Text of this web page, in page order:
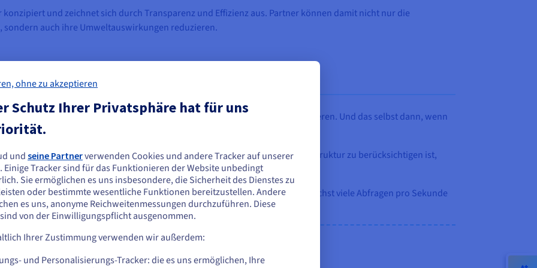
und zeichnet sich durch Transparenz und Effizienz aus. Partner können damit nicht nur die
sondern auch ihre Umweltauswirkungen reduzieren.
von Nexx360 angebotene Dienste so schnell wie möglich auf Abfragen reagieren. Und das selbst dann, wenn
ist.
große Herausforderung, die bei der Konzeption und Bereitstellung der Infrastruktur zu berücksichtigen ist,
Servern und virtuellen Maschinen.
Optimierung des Codes, um die CPU-Nutzung zu minimieren. Das Ziel: möglichst viele Abfragen pro Sekunde
an Usern bewältigen kann.
scheinen sich in Vereinigte Staaten zu
Sie aus Vereinigte Staaten bestellen möchten, müssen Sie sich auf der
Website umsehen und dort einen Account erstellen.
zur [Website] Webseite
us.ovhcloud.com/
Englisch USD - $
ohne zu akzeptieren
Schutz Ihrer Privatsphäre hat für uns
und seine Partnerverwenden Cookies und andere Tracker auf unserer
Einige Tracker sind für das Funktionieren der Website unbedingt
Sie ermöglichen es uns insbesondere, die Sicherheit des Dienstes zu
oder bestimmte wesentliche Funktionen bereitzustellen. Andere
es uns, anonyme Reichweitenmessungen durchzuführen. Diese
von der Einwilligungspflicht ausgenommen.
Ihrer Zustimmung verwenden wir außerdem:
und Personalisierungs-Tracker: die es uns ermöglichen, Ihre